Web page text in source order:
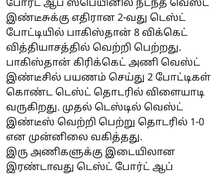
போர்ட் ஆப் ஸ்பெயினில் நடந்த வெஸ்ட்
இண்டீசுக்கு எதிரான 2-வது டெஸ்ட்
போட்டியில் பாகிஸ்தான் 8 விக்கெட்
வித்தியாசத்தில் வெற்றி பெற்றது.
பாகிஸ்தான் கிரிக்கெட் அணி வெஸ்ட்
இண்டீசில் பயணம் செய்து 2 போட்டிகள்
கொண்ட டெஸ்ட் தொடரில் விளையாடி
வருகிறது. முதல் டெஸ்டில் வெஸ்ட்
இண்டீஸ் வெற்றி பெற்று தொடரில் 1-0
என முன்னிலை வகித்தது.
இரு அணிகளுக்கு இடையிலான
இரண்டாவது டெஸ்ட் போர்ட் ஆப்